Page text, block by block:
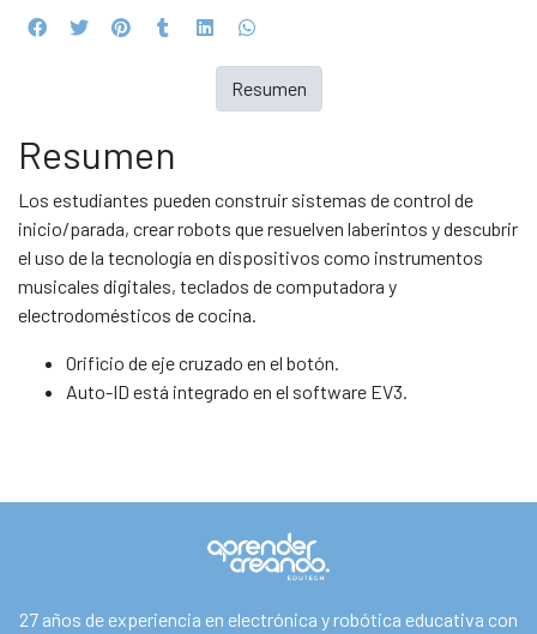
Resumen
Los estudiantes pueden construir sistemas de control de
inicio/parada, crear robots que resuelven laberintos y descubrir
el uso de la tecnología en dispositivos como instrumentos
musicales digitales, teclados de computadora y
electrodomésticos de cocina.
Orificio de eje cruzado en el botón.
Auto-ID está integrado en el software EV3.
Resumen
27 años de experiencia en electrónica y robótica educativa con